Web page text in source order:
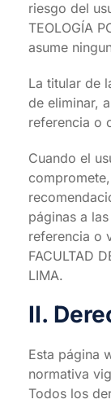
riesgo del
TEOLOGÍA
asume
La titular de
de eliminar,
referencia o
Cuando el
páginas a
referencia o
FACULTAD
LIMA.
II.
Esta página
normativa
Todos los